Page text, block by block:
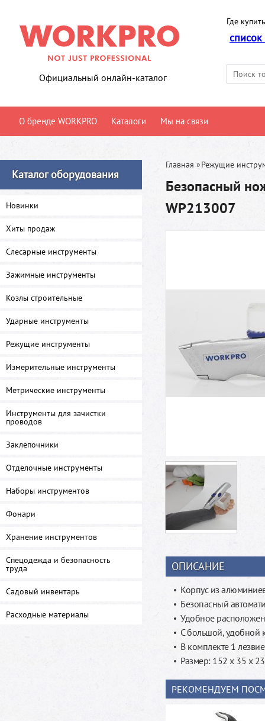
Официальный онлайн-каталог
Где
О бренде WORKPRO Каталоги Мы на связи
Каталог оборудования
Новинки
Хиты продаж
Слесарные инструменты
Зажимные инструменты
Козлы строительные
Ударные инструменты
Режущие инструменты
Измерительные инструменты
Метрические инструменты
Инструменты для зачистки
проводов
Заклепочники
Отделочные инструменты
Наборы инструментов
Фонари
Хранение инструментов
Спецодежда и безопасность
труда
Садовый инвентарь
Расходные материалы
Главная »Режущие
Безопасный
WP213007
ОПИСАНИЕ
Корпус из
Безопасный
Удобное
С большой, удобной
В комплекте 1
Размер: 152 x 35 x
РЕКОМЕНДУЕМ